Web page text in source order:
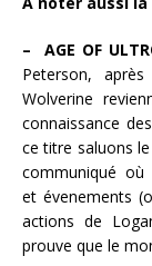
– AGE OF
Peterson,
Wolverine
connaissance
ce titre saluons
communiqué où
et évenements
actions de
prouve que le